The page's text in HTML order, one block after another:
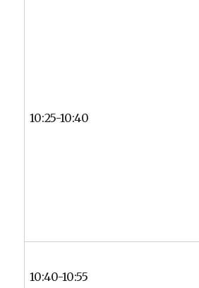
10:25-10:40
10:40-10:55